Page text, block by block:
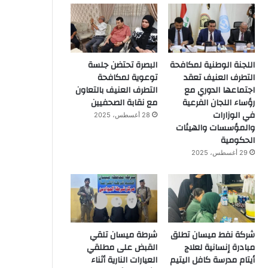
اللجنة الوطنية لمكافحة
التطرف العنيف تعقد
اجتماعها الدوري مع
رؤساء اللجان الفرعية
في الوزارات
والمؤسسات والهيئات
الحكومية
29 أغسطس، 2025
البصرة تحتضن جلسة
توعوية لمكافحة
التطرف العنيف بالتعاون
مع نقابة الصحفيين
28 أغسطس، 2025
شركة نفط ميسان تطلق
مبادرة إنسانية لعلاج
أيتام مدرسة كافل اليتيم
شرطة ميسان تلقي
القبض على مطلقي
العيارات النارية أثناء